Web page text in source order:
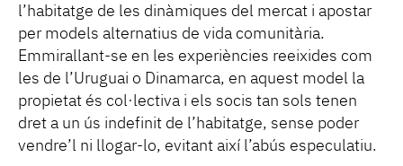
l’habitatge de les dinàmiques del mercat i apostar
per models alternatius de vida comunitària.
Emmirallant-se en les experiències reeixides com
les de l’Uruguai o Dinamarca, en aquest model la
propietat és col·lectiva i els socis tan sols tenen
dret a un ús indefinit de l’habitatge, sense poder
vendre’l ni llogar-lo, evitant així l’abús especulatiu.